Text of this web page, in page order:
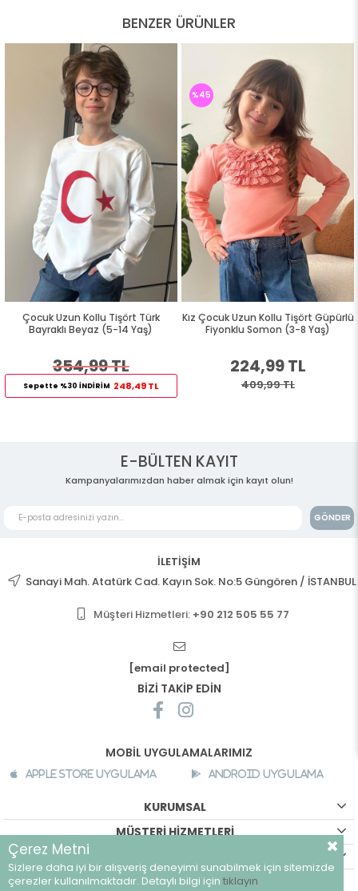
BENZER ÜRÜNLER
Çocuk Uzun Kollu Tişört Türk
Bayraklı Beyaz (5-14 Yaş)
354,99 TL
Sepette %30 İNDİRİM 248,49 TL
Kız Çocuk Uzun Kollu Tişört Güpürlü
Fiyonklu Somon (3-8 Yaş)
224,99 TL
409,99 TL
%45
E-BÜLTEN KAYIT
Kampanyalarımızdan haber almak için kayıt olun!
GÖNDER
İLETİŞİM
Sanayi Mah. Atatürk Cad. Kayın Sok. No:5 Güngören / İSTANBUL
Müşteri Hizmetleri: +90 212 505 55 77
[email protected]
BİZİ TAKİP EDİN
MOBİL UYGULAMALARIMIZ
Apple Store Uygulama Android Uygulama
KURUMSAL
MÜŞTERİ HİZMETLERİ
©breeze.com.tr - Tüm hakları saklıdır.
Çerez Metni
Sizlere daha iyi bir alışveriş deneyimi sunabilmek için sitemizde
çerezler kullanılmaktadır. Detaylı bilgi için tıklayın